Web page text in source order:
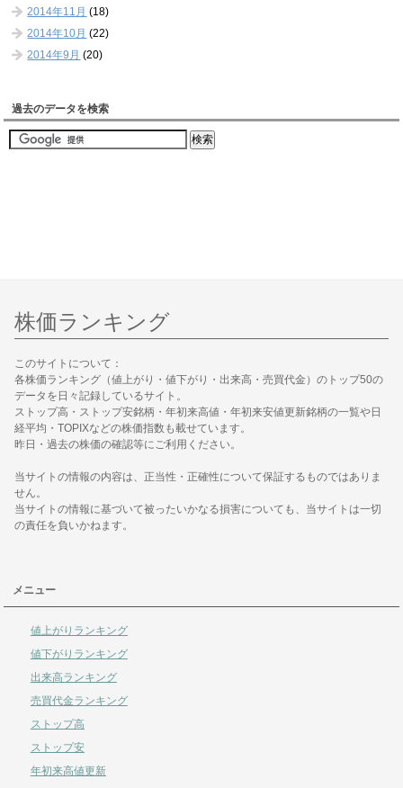
2014年11月 (18)
2014年10月 (22)
2014年9月 (20)
過去のデータを検索
株価ランキング
このサイトについて：
各株価ランキング（値上がり・値下がり・出来高・売買代金）のトップ50の
データを日々記録しているサイト。
ストップ高・ストップ安銘柄・年初来高値・年初来安値更新銘柄の一覧や日
経平均・TOPIXなどの株価指数も載せています。
昨日・過去の株価の確認等にご利用ください。
当サイトの情報の内容は、正当性・正確性について保証するものではありま
せん。
当サイトの情報に基づいて被ったいかなる損害についても、当サイトは一切
の責任を負いかねます。
メニュー
値上がりランキング
値下がりランキング
出来高ランキング
売買代金ランキング
ストップ高
ストップ安
年初来高値更新